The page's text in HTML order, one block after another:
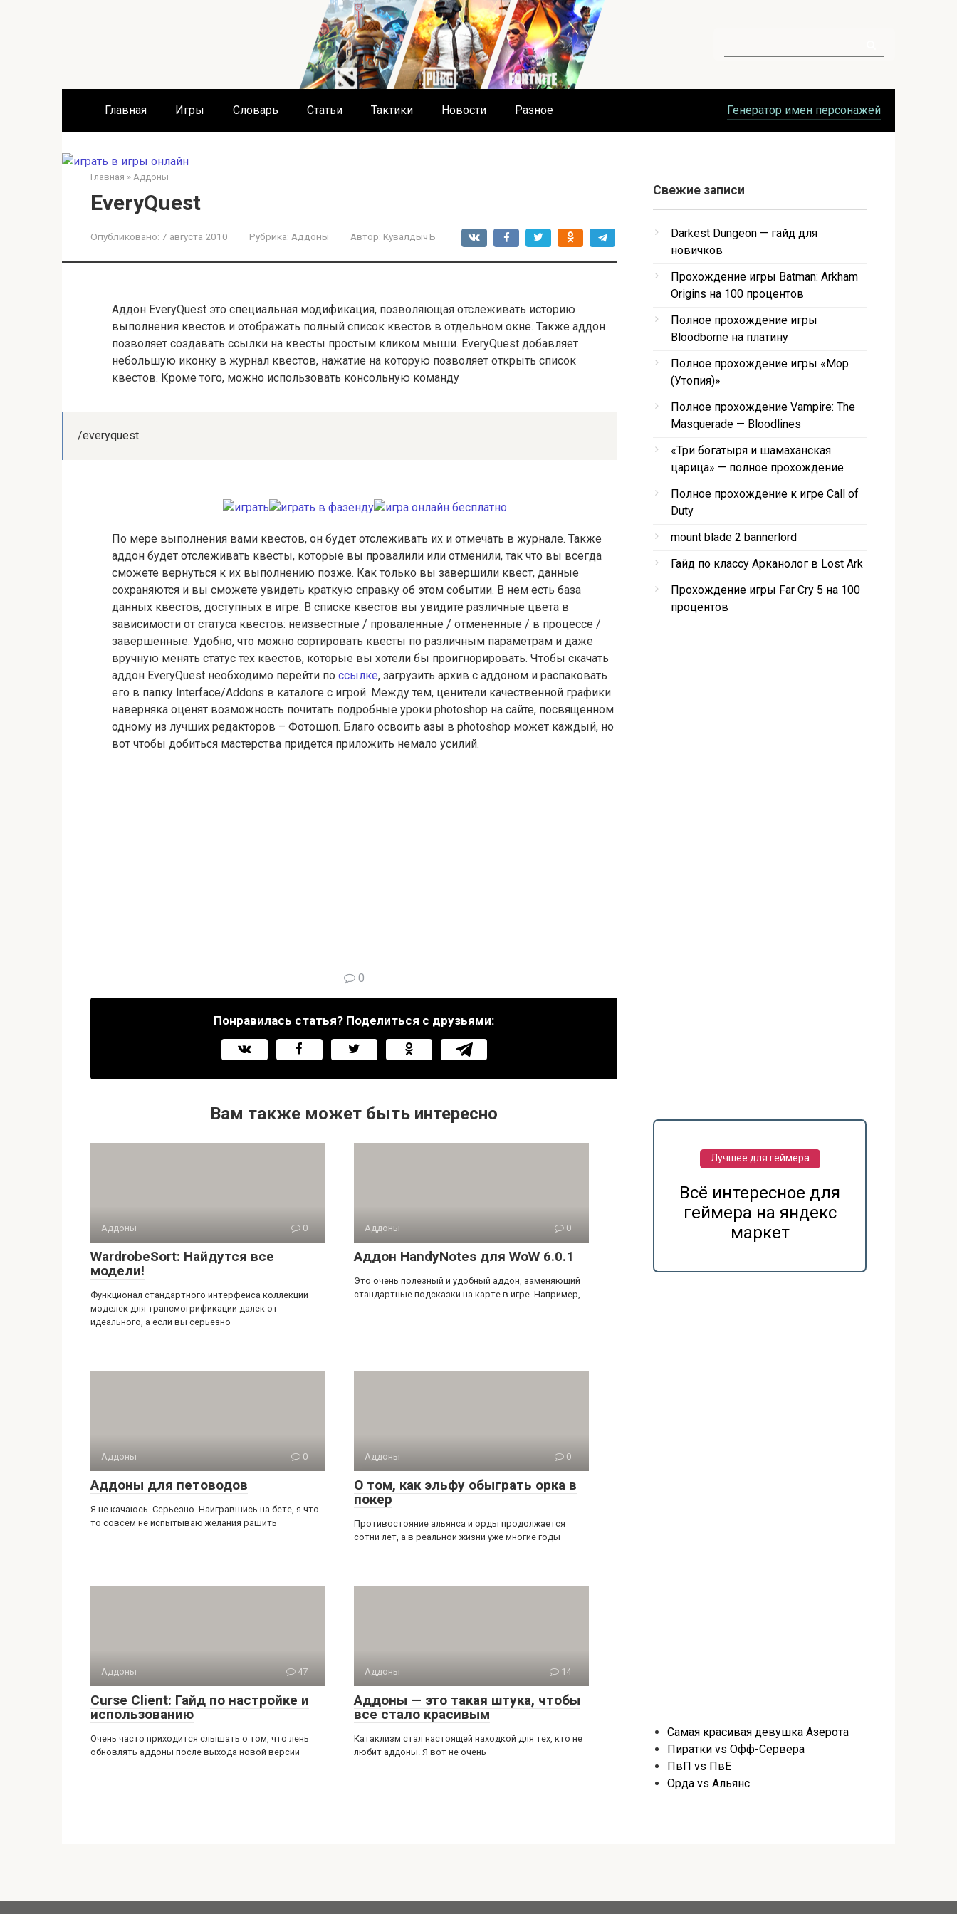
Главная Игры Словарь Статьи Тактики Новости Разное Генератор имен персонажей
Главная » Аддоны
EveryQuest
Опубликовано: 7 августа 2010 Рубрика: Аддоны Автор: КувалдычЪ
Аддон EveryQuest это специальная модификация, позволяющая отслеживать историю
выполнения квестов и отображать полный список квестов в отдельном окне. Также аддон
позволяет создавать ссылки на квесты простым кликом мыши. EveryQuest добавляет
небольшую иконку в журнал квестов, нажатие на которую позволяет открыть список
квестов. Кроме того, можно использовать консольную команду
/everyquest
По мере выполнения вами квестов, он будет отслеживать их и отмечать в журнале. Также
аддон будет отслеживать квесты, которые вы провалили или отменили, так что вы всегда
сможете вернуться к их выполнению позже. Как только вы завершили квест, данные
сохраняются и вы сможете увидеть краткую справку об этом событии. В нем есть база
данных квестов, доступных в игре. В списке квестов вы увидите различные цвета в
зависимости от статуса квестов: неизвестные / проваленные / отмененные / в процессе /
завершенные. Удобно, что можно сортировать квесты по различным параметрам и даже
вручную менять статус тех квестов, которые вы хотели бы проигнорировать. Чтобы скачать
аддон EveryQuest необходимо перейти по ссылке, загрузить архив с аддоном и распаковать
его в папку Interface/Addons в каталоге с игрой. Между тем, ценители качественной графики
наверняка оценят возможность почитать подробные уроки photoshop на сайте, посвященном
одному из лучших редакторов – Фотошоп. Благо освоить азы в photoshop может каждый, но
вот чтобы добиться мастерства придется приложить немало усилий.
0
Понравилась статья? Поделиться с друзьями:
Вам также может быть интересно
Аддоны 0
WardrobeSort: Найдутся все
модели!
Функционал стандартного интерфейса коллекции
моделек для трансмогрификации далек от
идеального, а если вы серьезно
Аддоны 0
Аддон HandyNotes для WoW 6.0.1
Это очень полезный и удобный аддон, заменяющий
стандартные подсказки на карте в игре. Например,
Аддоны 0
Аддоны для петоводов
Я не качаюсь. Серьезно. Наигравшись на бете, я что-
то совсем не испытываю желания рашить
Аддоны 0
О том, как эльфу обыграть орка в
покер
Противостояние альянса и орды продолжается
сотни лет, а в реальной жизни уже многие годы
Аддоны 47
Curse Client: Гайд по настройке и
использованию
Очень часто приходится слышать о том, что лень
обновлять аддоны после выхода новой версии
Аддоны 14
Аддоны — это такая штука, чтобы
все стало красивым
Катаклизм стал настоящей находкой для тех, кто не
любит аддоны. Я вот не очень
Свежие записи
Darkest Dungeon — гайд для
новичков
Прохождение игры Batman: Arkham
Origins на 100 процентов
Полное прохождение игры
Bloodborne на платину
Полное прохождение игры «Мор
(Утопия)»
Полное прохождение Vampire: The
Masquerade — Bloodlines
«Три богатыря и шамаханская
царица» — полное прохождение
Полное прохождение к игре Call of
Duty
mount blade 2 bannerlord
Гайд по классу Арканолог в Lost Ark
Прохождение игры Far Cry 5 на 100
процентов
Лучшее для геймера
Всё интересное для
геймера на яндекс
маркет
Самая красивая девушка Азерота
Пиратки vs Офф-Сервера
ПвП vs ПвЕ
Орда vs Альянс